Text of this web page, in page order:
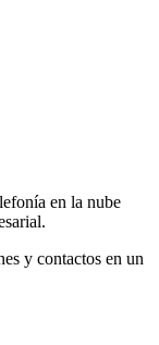
en la nube
y contactos en un